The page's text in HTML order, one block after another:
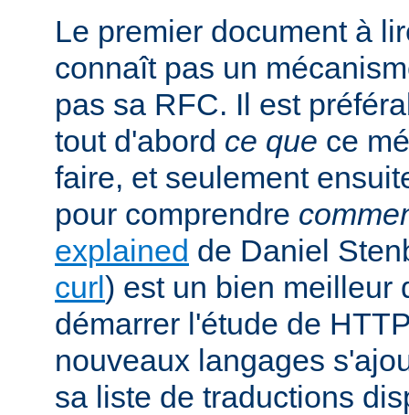
Le premier document à
connaît pas un
pas sa RFC. Il est
tout d'abord ce que ce
faire, et seulement
pour comprendre
explained de Daniel
curl) est un bien meilleur
démarrer l'étude de
nouveaux langages
sa liste de traductions